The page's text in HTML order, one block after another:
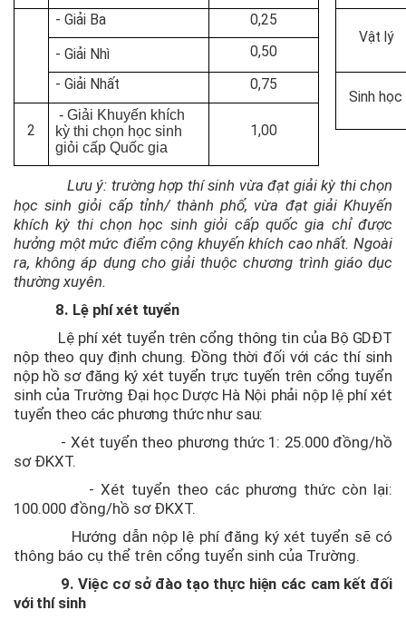
- Giải Ba
0,25
Vật lý
- Giải Nhì
0,50
- Giải Nhất
0,75
Sinh học
2
- Giải Khuyến khích
kỳ thi chọn học sinh
giỏi cấp Quốc gia
1,00
Lưu ý: trường hợp thí sinh vừa đạt giải kỳ thi chọn
học sinh giỏi cấp tỉnh/ thành phố, vừa đạt giải Khuyến
khích kỳ thi chọn học sinh giỏi cấp quốc gia chỉ được
hưởng một mức điểm cộng khuyến khích cao nhất. Ngoài
ra, không áp dụng cho giải thuộc chương trình giáo dục
thường xuyên.
8. Lệ phí xét tuyển
Lệ phí xét tuyển trên cổng thông tin của Bộ GDĐT
nộp theo quy định chung. Đồng thời đối với các thí sinh
nộp hồ sơ đăng ký xét tuyển trực tuyến trên cổng tuyển
sinh của Trường Đại học Dược Hà Nội phải nộp lệ phí xét
tuyển theo các phương thức như sau:
- Xét tuyển theo phương thức 1: 25.000 đồng/hồ
sơ ĐKXT.
- Xét tuyển theo các phương thức còn lại:
100.000 đồng/hồ sơ ĐKXT.
Hướng dẫn nộp lệ phí đăng ký xét tuyển sẽ có
thông báo cụ thể trên cổng tuyển sinh của Trường.
9. Việc cơ sở đào tạo thực hiện các cam kết đối
với thí sinh